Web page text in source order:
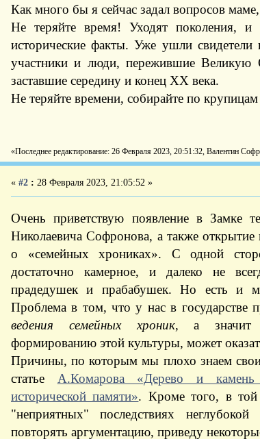
Как много бы я сейчас задал вопросов
Не теряйте время! Уходят поколения,
исторические факты. Уже ушли
участники и люди, пережившие Великую
заставшие середину и конец XX века.
Не теряйте времени, собирайте по
«Последнее редактирование: 26 Февраля 2023, 20:51:32, Валентин
« #2 : 28 Февраля 2023, 21:05:52 »
Очень приветствую появление в Замке
Николаевича Софронова, а также
о «семейных хрониках». С одной
достаточно камерное, и далеко не
прадедушек и прабабушек. Но есть и
Проблема в том, что у нас в государстве
ведения семейных хроник, а значит
формированию этой культуры, может
Причины, по которым мы плохо знаем
статье А.Комарова «Дерево и
исторической памяти». Кроме того, в той
"неприятных" последствиях
повторять аргументацию, приведу